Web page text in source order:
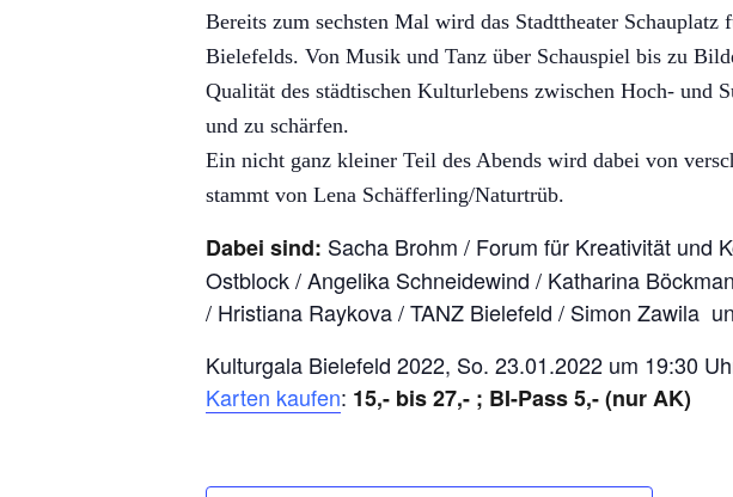
Bereits zum sechsten Mal wird das Stadttheater
Bielefelds. Von Musik und Tanz über Schauspiel bis zu
Qualität des städtischen Kulturlebens zwischen Hoch- und
und zu schärfen.
Ein nicht ganz kleiner Teil des Abends wird dabei von
stammt von Lena Schäfferling/Naturtrüb.
Dabei sind: Sacha Brohm / Forum für Kreativität und
Ostblock / Angelika Schneidewind / Katharina
/ Hristiana Raykova / TANZ Bielefeld / Simon Zawila
Kulturgala Bielefeld 2022, So. 23.01.2022 um 19:30
Karten kaufen: 15,- bis 27,- ; BI-Pass 5,- (nur AK)